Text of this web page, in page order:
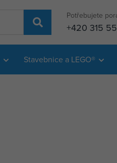
Potřebujete
+420 315
Stavebnice a LEGO®